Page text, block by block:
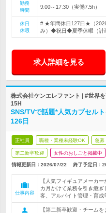
勤務
時間
9:00～17:30（実働7.5h）
休日
休暇
# ★年間休日127日★（
み）◆祝日◆夏季休暇（計
求人詳細を見る
株式会社ケンエレファント | #世界
15H
SNS/TVで話題*人気カプセル
126日
正社員 職種・業種未経験OK 急募
第二新卒歓迎 女性のおしごと掲載中
情報更新日：2026/07/22 終了予定日：
仕事内容
【人気フィギュアメーカ
カ月かけて業務を引き継
客、アルバイト管理・育成
【第二新卒歓迎・チーム